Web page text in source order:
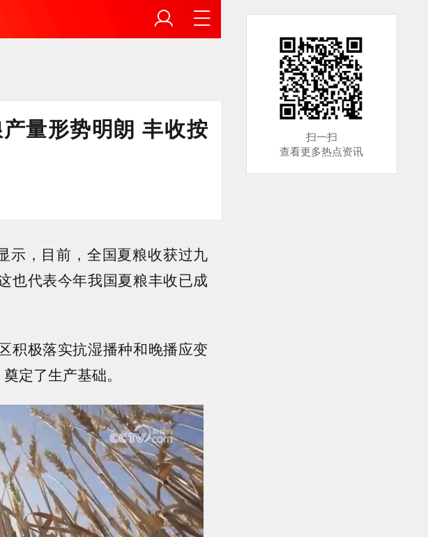
量形势明朗 丰收按
示，目前，全国夏粮收获过九
也代表今年我国夏粮丰收已成
积极落实抗湿播种和晚播应变
定了生产基础。
扫一扫
查看更多热点资讯